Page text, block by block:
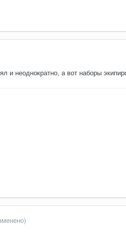
и неоднократно, а вот наборы